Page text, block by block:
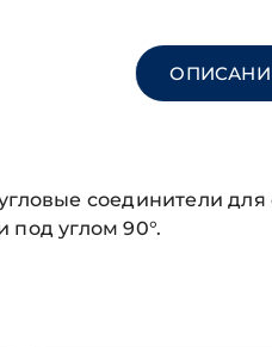
соединители
под углом 90°.